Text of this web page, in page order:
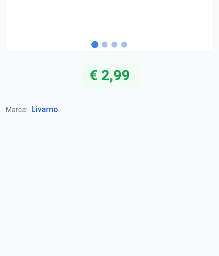
€ 2,99
Marca: Livarno